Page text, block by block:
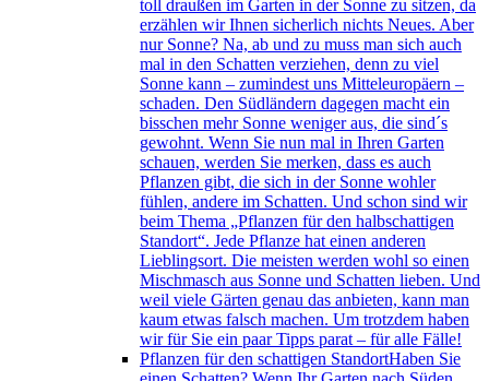
toll draußen im Garten in der Sonne zu sitzen, da
erzählen wir Ihnen sicherlich nichts Neues. Aber
nur Sonne? Na, ab und zu muss man sich auch
mal in den Schatten verziehen, denn zu viel
Sonne kann – zumindest uns Mitteleuropäern –
schaden. Den Südländern dagegen macht ein
bisschen mehr Sonne weniger aus, die sind´s
gewohnt. Wenn Sie nun mal in Ihren Garten
schauen, werden Sie merken, dass es auch
Pflanzen gibt, die sich in der Sonne wohler
fühlen, andere im Schatten. Und schon sind wir
beim Thema „Pflanzen für den halbschattigen
Standort“. Jede Pflanze hat einen anderen
Lieblingsort. Die meisten werden wohl so einen
Mischmasch aus Sonne und Schatten lieben. Und
weil viele Gärten genau das anbieten, kann man
kaum etwas falsch machen. Um trotzdem haben
wir für Sie ein paar Tipps parat – für alle Fälle!
Pflanzen für den schattigen StandortHaben Sie